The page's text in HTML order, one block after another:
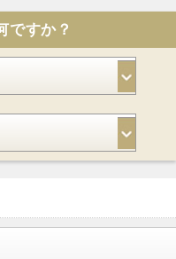
ですか？